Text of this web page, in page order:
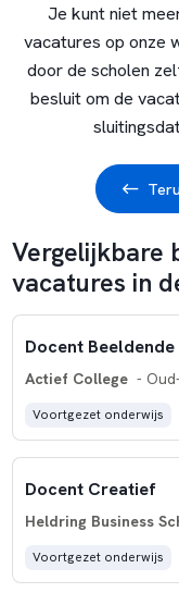
Je kunt niet
vacatures op onze
door de scholen
besluit om de
Vergelijkbare
vacatures in
Docent
Actief College -
Voortgezet onderwijs
Docent Creatief
Heldring Business
Voortgezet onderwijs